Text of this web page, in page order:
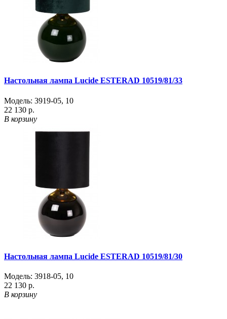
Настольная лампа Lucide ESTERAD 10519/81/33
Модель: 3919-05, 10
22 130 р.
В корзину
Настольная лампа Lucide ESTERAD 10519/81/30
Модель: 3918-05, 10
22 130 р.
В корзину